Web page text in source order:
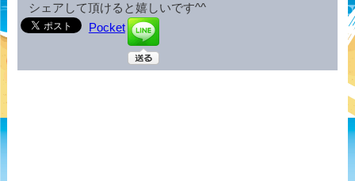
シェアして頂けると嬉しいです^^
Pocket